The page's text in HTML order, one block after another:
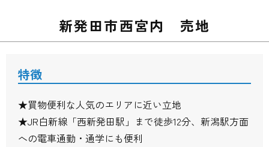
新発田市西宮内 売地
特徴
★買物便利な人気のエリアに近い立地
★JR白新線「西新発田駅」まで徒歩12分、新潟駅方面
への電車通勤・通学にも便利